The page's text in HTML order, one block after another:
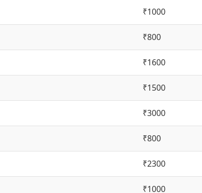
₹1000
₹800
₹1600
₹1500
₹3000
₹800
₹2300
₹1000